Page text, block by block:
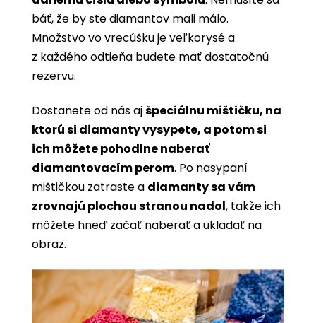
báť, že by ste diamantov mali málo.
Množstvo vo vrecúšku je veľkorysé a
z každého odtieňa budete mať dostatočnú
rezervu.
Dostanete od nás ajšpeciálnu mištičku, na
ktorú si diamanty vysypete, a potom si
ich môžete pohodlne naberať
diamantovacím perom. Po nasypaní
mištičkou zatraste a diamanty sa vám
zrovnajú plochou stranou nadol, takže ich
môžete hneď začať naberať a ukladať na
obraz.